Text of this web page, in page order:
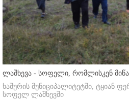
ლაშხევა - სოფელი, რომლისკენ
ხაშურის მუნიციპალიტეტში, ტყიან
სოფელ ლაშხევში